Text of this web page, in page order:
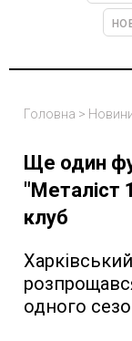
Головна >
Ще один
"Металіст
клуб
одного